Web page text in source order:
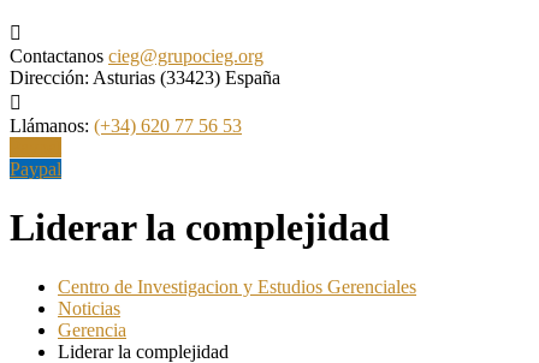
Contactanos cieg@grupocieg.org
Dirección: Asturias (33423) España
Llámanos: (+34) 620 77 56 53
Paypal
Liderar la complejidad
Centro de Investigacion y Estudios Gerenciales
Noticias
Gerencia
Liderar la complejidad